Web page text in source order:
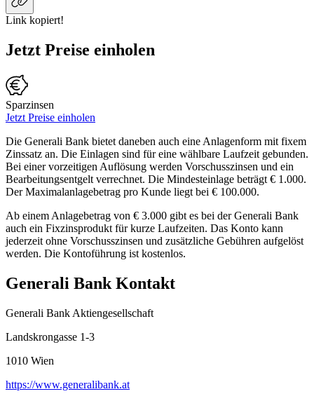
Link kopiert!
Jetzt Preise einholen
Sparzinsen
Jetzt Preise einholen
Die Generali Bank bietet daneben auch eine Anlagenform mit fixem
Zinssatz an. Die Einlagen sind für eine wählbare Laufzeit gebunden.
Bei einer vorzeitigen Auflösung werden Vorschusszinsen und ein
Bearbeitungsentgelt verrechnet. Die Mindesteinlage beträgt € 1.000.
Der Maximalanlagebetrag pro Kunde liegt bei € 100.000.
Ab einem Anlagebetrag von € 3.000 gibt es bei der Generali Bank
auch ein Fixzinsprodukt für kurze Laufzeiten. Das Konto kann
jederzeit ohne Vorschusszinsen und zusätzliche Gebühren aufgelöst
werden. Die Kontoführung ist kostenlos.
Generali Bank Kontakt
Generali Bank Aktiengesellschaft
Landskrongasse 1-3
1010 Wien
https://www.generalibank.at